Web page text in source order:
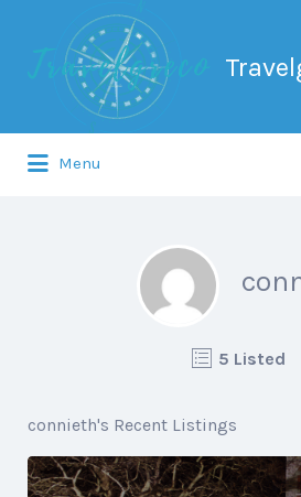
Search
Menu
for:
5 Listed
connieth's Recent Listings